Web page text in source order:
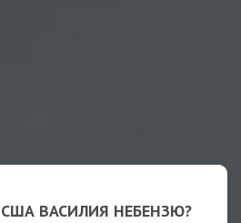
ВАСИЛИЯ НЕБЕНЗЮ?